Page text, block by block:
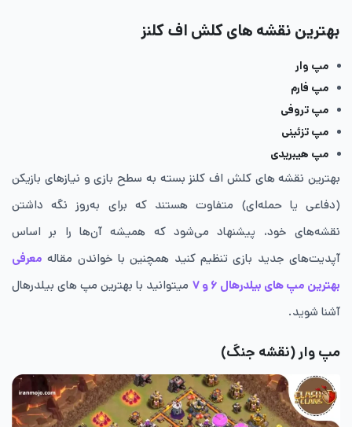
بهترین نقشه های کلش اف کلنز
مپ وار
مپ فارم
مپ تروفی
مپ تزئینی
مپ هیبریدی
بهترین نقشه های کلش اف کلنز بسته به سطح بازی و نیازهای بازیکن
(دفاعی یا حمله‌ای) متفاوت هستند که برای به‌روز نگه داشتن
نقشه‌های خود، پیشنهاد می‌شود که همیشه آن‌ها را بر اساس
آپدیت‌های جدید بازی تنظیم کنید همچنین با خواندن مقاله معرفی
بهترین مپ های بیلدرهال ۶ و ۷
میتوانید با بهترین مپ های بیلدرهال
آشنا شوید.
مپ وار (نقشه جنگ)